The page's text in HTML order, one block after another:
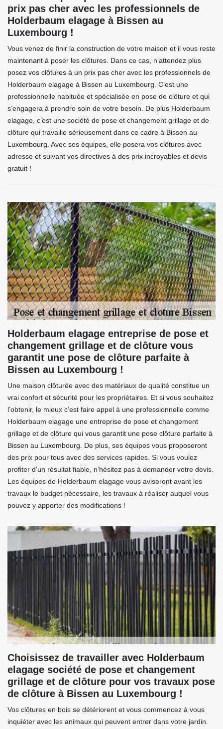
prix pas cher avec les professionnels de
Holderbaum elagage à Bissen au
Luxembourg !
Vous venez de finir la construction de votre maison et il vous reste
maintenant à poser les clôtures. Dans ce cas, n’attendez plus
posez vos clôtures à un prix pas cher avec les professionnels de
Holderbaum elagage à Bissen au Luxembourg. C’est une
professionnelle habituée et spécialisée en pose de clôture et qui
s’engagera à prendre soin de votre besoin. De plus Holderbaum
elagage, c’est une société de pose et changement grillage et de
clôture qui travaille sérieusement dans ce cadre à Bissen au
Luxembourg. Avec ses équipes, elle posera vos clôtures avec
adresse et suivant vos directives à des prix incroyables et devis
gratuit !
Holderbaum elagage entreprise de pose et
changement grillage et de clôture vous
garantit une pose de clôture parfaite à
Bissen au Luxembourg !
Une maison clôturée avec des matériaux de qualité constitue un
vrai confort et sécurité pour les propriétaires. Et si vous souhaitez
l’obtenir, le mieux c’est faire appel à une professionnelle comme
Holderbaum elagage une entreprise de pose et changement
grillage et de clôture qui vous garantit une pose clôture parfaite à
Bissen au Luxembourg. De plus, ses équipes vous proposeront
des prix pour tous avec des services rapides. Si vous voulez
profiter d’un résultat fiable, n’hésitez pas à demander votre devis.
Les équipes de Holderbaum elagage vous aviseront avant les
travaux le budget nécessaire, les travaux à réaliser auquel vous
pouvez y apporter des modifications !
Choisissez de travailler avec Holderbaum
elagage société de pose et changement
grillage et de clôture pour vos travaux pose
de clôture à Bissen au Luxembourg !
Vos clôtures en bois se détériorent et vous commencez à vous
inquiéter avec les animaux qui peuvent entrer dans votre jardin.